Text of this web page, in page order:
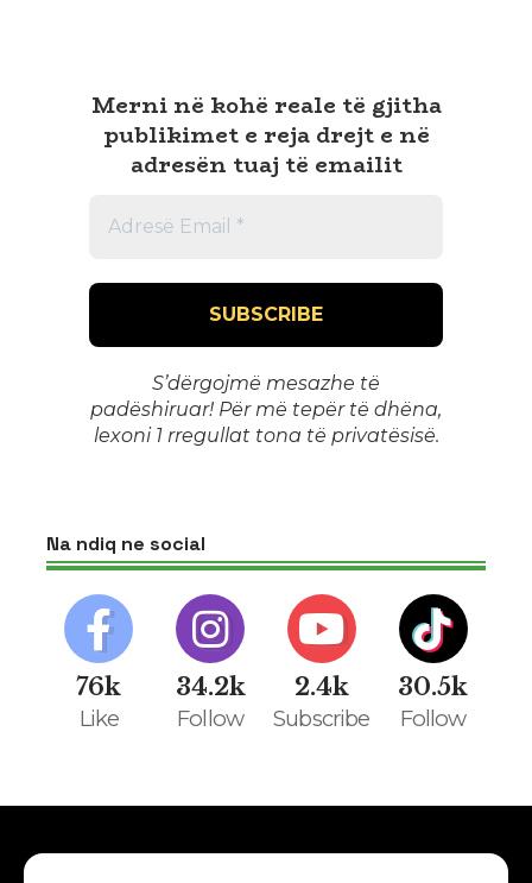
Merni në kohë reale të gjitha
publikimet e reja drejt e në
adresën tuaj të emailit
S’dërgojmë mesazhe të
padëshiruar! Për më tepër të dhëna,
lexoni 1 rregullat tona të privatësisë.
Na ndiq ne social
76k
Like
34.2k
Follow
2.4k
Subscribe
30.5k
Follow